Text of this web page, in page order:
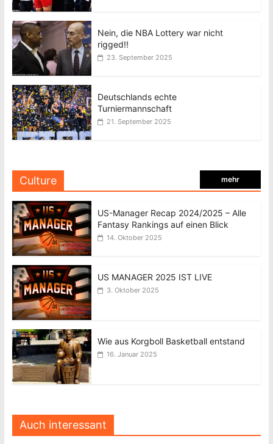
Nein, die NBA Lottery war nicht
rigged!!
23. September 2025
Deutschlands echte
Turniermannschaft
21. September 2025
Culture mehr
US-Manager Recap 2024/2025 – Alle
Fantasy Rankings auf einen Blick
14. Oktober 2025
US MANAGER 2025 IST LIVE
3. Oktober 2025
Wie aus Korgboll Basketball entstand
16. Januar 2025
Auch interessant